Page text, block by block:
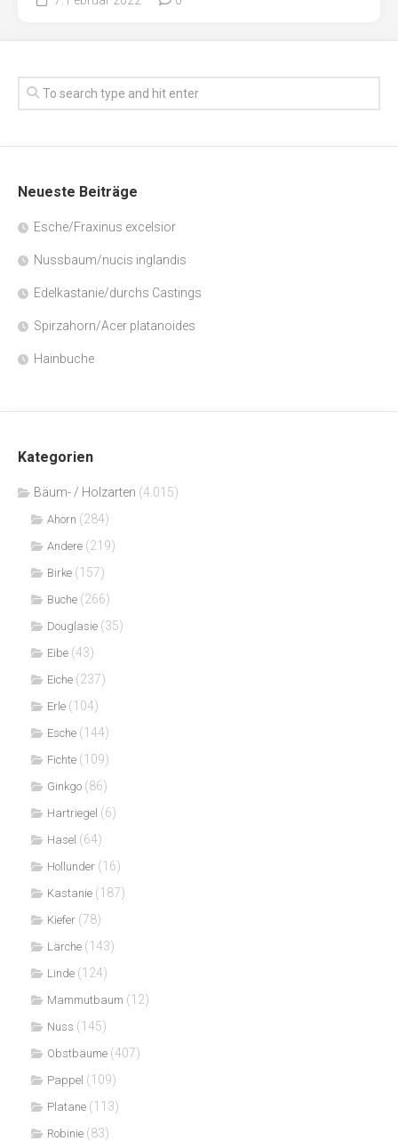
Neueste Beiträge
Esche/Fraxinus excelsior
Nussbaum/nucis inglandis
Edelkastanie/durchs Castings
Spirzahorn/Acer platanoides
Hainbuche
Kategorien
Bäum- / Holzarten (4.015)
Ahorn (284)
Andere (219)
Birke (157)
Buche (266)
Douglasie (35)
Eibe (43)
Eiche (237)
Erle (104)
Esche (144)
Fichte (109)
Ginkgo (86)
Hartriegel (6)
Hasel (64)
Hollunder (16)
Kastanie (187)
Kiefer (78)
Lärche (143)
Linde (124)
Mammutbaum (12)
Nuss (145)
Obstbäume (407)
Pappel (109)
Platane (113)
Robinie (83)